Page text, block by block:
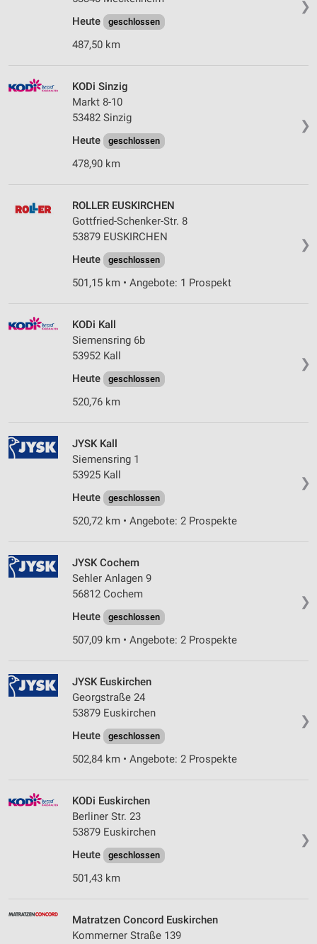
❯
Heute
geschlossen
487,50 km
❯
KODi Sinzig
Markt 8-10
53482 Sinzig
Heute
geschlossen
478,90 km
❯
ROLLER EUSKIRCHEN
Gottfried-Schenker-Str. 8
53879 EUSKIRCHEN
Heute
geschlossen
501,15 km • Angebote: 1 Prospekt
❯
KODi Kall
Siemensring 6b
53952 Kall
Heute
geschlossen
520,76 km
❯
JYSK Kall
Siemensring 1
53925 Kall
Heute
geschlossen
520,72 km • Angebote: 2 Prospekte
❯
JYSK Cochem
Sehler Anlagen 9
56812 Cochem
Heute
geschlossen
507,09 km • Angebote: 2 Prospekte
❯
JYSK Euskirchen
Georgstraße 24
53879 Euskirchen
Heute
geschlossen
502,84 km • Angebote: 2 Prospekte
❯
KODi Euskirchen
Berliner Str. 23
53879 Euskirchen
Heute
geschlossen
501,43 km
Matratzen Concord Euskirchen
Kommerner Straße 139